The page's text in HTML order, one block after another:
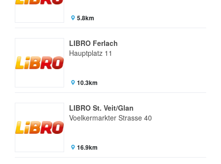
5.8km
LIBRO Ferlach
Hauptplatz 11
10.3km
LIBRO St. Veit/Glan
Voelkermarkter Strasse 40
16.9km